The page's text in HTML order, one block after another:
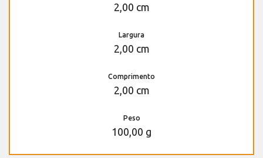
2,00 cm
Largura
2,00 cm
Comprimento
2,00 cm
Peso
100,00 g